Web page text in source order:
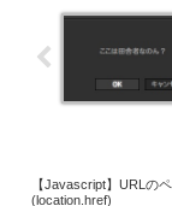
【Javascript】URLの
(location.href)